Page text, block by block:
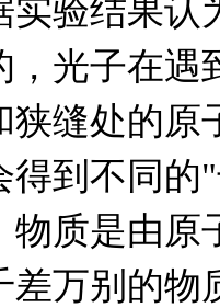
实验结果认
，光子在遇
狭缝处的原
得到不同
物质是由原
差万别的